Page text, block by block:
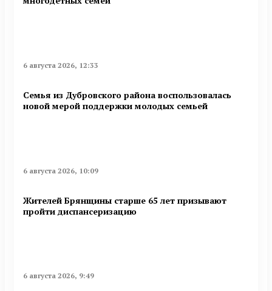
6 августа 2026, 12:33
Семья из Дубровского района воспользовалась
новой мерой поддержки молодых семьей
6 августа 2026, 10:09
Жителей Брянщины старше 65 лет призывают
пройти диспансеризацию
6 августа 2026, 9:49